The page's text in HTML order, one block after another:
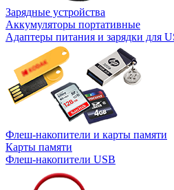
Зарядные устройства
Аккумуляторы портативные
Адаптеры питания и зарядки для
Флеш-накопители и карты памяти
Карты памяти
Флеш-накопители USB